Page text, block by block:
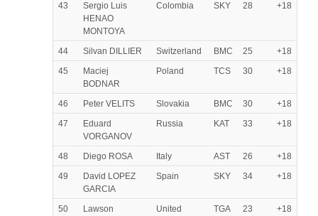
43
Sergio Luis
HENAO
MONTOYA
Colombia SKY 28 +18
44 Silvan DILLIER Switzerland BMC 25
+18
45
Maciej
BODNAR
Poland TCS 30 +18
46 Peter VELITS Slovakia BMC 30
+18
47
Eduard
VORGANOV
Russia KAT 33 +18
48 Diego ROSA Italy AST 26
+18
49
David LOPEZ
GARCIA
Spain SKY 34 +18
50
Lawson
United
TGA 23 +18